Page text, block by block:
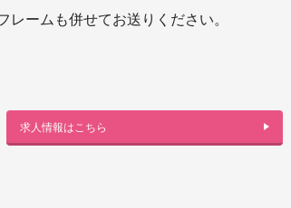
ームも併せてお送りください。
求人情報はこちら